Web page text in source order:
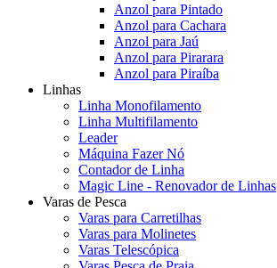
Anzol para Pintado
Anzol para Cachara
Anzol para Jaú
Anzol para Pirarara
Anzol para Piraíba
Linhas
Linha Monofilamento
Linha Multifilamento
Leader
Máquina Fazer Nó
Contador de Linha
Magic Line - Renovador de Linhas
Varas de Pesca
Varas para Carretilhas
Varas para Molinetes
Varas Telescópica